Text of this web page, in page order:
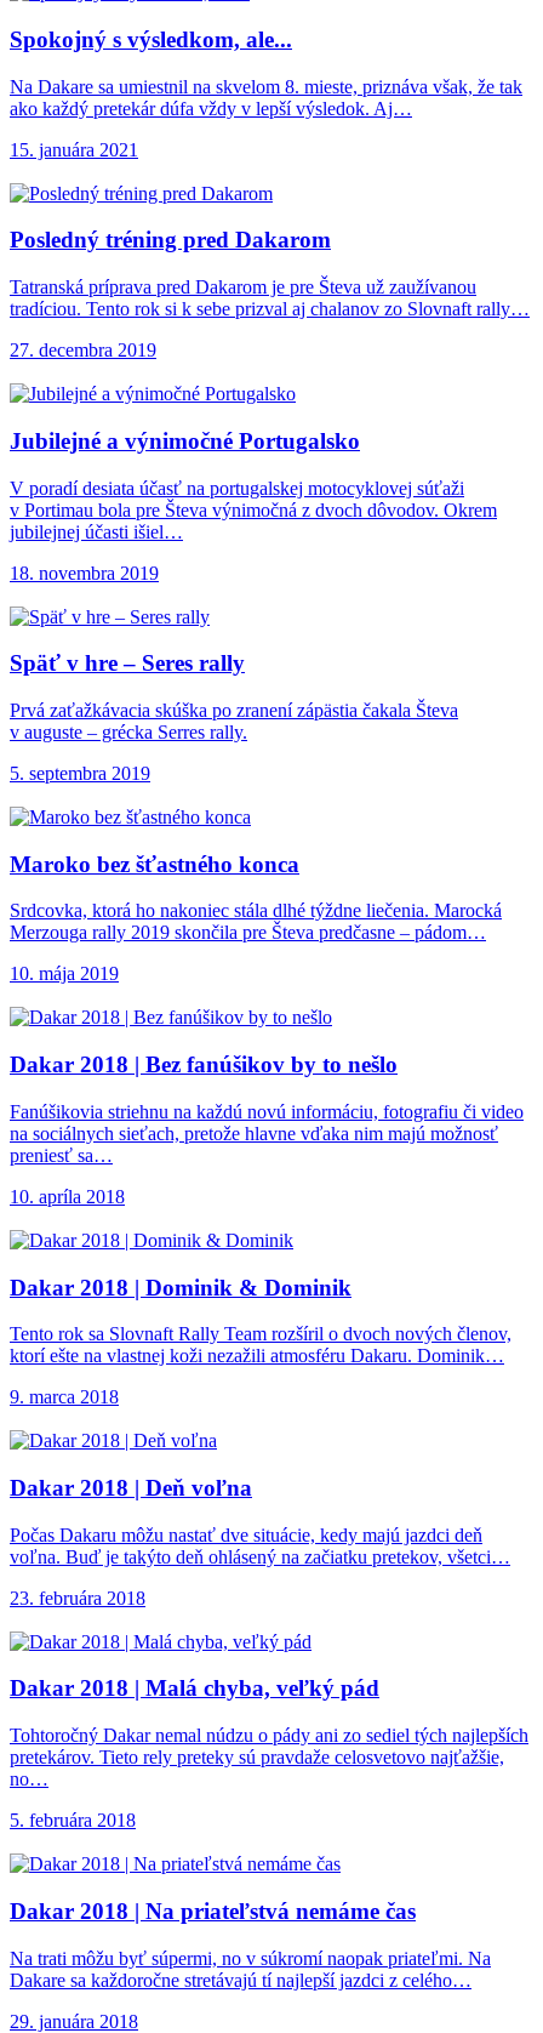
Spokojný s výsledkom, ale...
Na Dakare sa umiestnil na skvelom 8. mieste, priznáva však, že tak
ako každý pretekár dúfa vždy v lepší výsledok. Aj…
15. januára 2021
Posledný tréning pred Dakarom
Tatranská príprava pred Dakarom je pre Števa už zaužívanou
tradíciou. Tento rok si k sebe prizval aj chalanov zo Slovnaft rally…
27. decembra 2019
Jubilejné a výnimočné Portugalsko
V poradí desiata účasť na portugalskej motocyklovej súťaži
v Portimau bola pre Števa výnimočná z dvoch dôvodov. Okrem
jubilejnej účasti išiel…
18. novembra 2019
Späť v hre – Seres rally
Prvá zaťažkávacia skúška po zranení zápästia čakala Števa
v auguste – grécka Serres rally.
5. septembra 2019
Maroko bez šťastného konca
Srdcovka, ktorá ho nakoniec stála dlhé týždne liečenia. Marocká
Merzouga rally 2019 skončila pre Števa predčasne – pádom…
10. mája 2019
Dakar 2018 | Bez fanúšikov by to nešlo
Fanúšikovia striehnu na každú novú informáciu, fotografiu či video
na sociálnych sieťach, pretože hlavne vďaka nim majú možnosť
preniesť sa…
10. apríla 2018
Dakar 2018 | Dominik & Dominik
Tento rok sa Slovnaft Rally Team rozšíril o dvoch nových členov,
ktorí ešte na vlastnej koži nezažili atmosféru Dakaru. Dominik…
9. marca 2018
Dakar 2018 | Deň voľna
Počas Dakaru môžu nastať dve situácie, kedy majú jazdci deň
voľna. Buď je takýto deň ohlásený na začiatku pretekov, všetci…
23. februára 2018
Dakar 2018 | Malá chyba, veľký pád
Tohtoročný Dakar nemal núdzu o pády ani zo sediel tých najlepších
pretekárov. Tieto rely preteky sú pravdaže celosvetovo najťažšie,
no…
5. februára 2018
Dakar 2018 | Na priateľstvá nemáme čas
Na trati môžu byť súpermi, no v súkromí naopak priateľmi. Na
Dakare sa každoročne stretávajú tí najlepší jazdci z celého…
29. januára 2018